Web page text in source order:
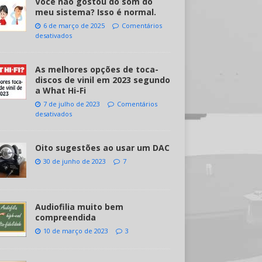
meu sistema? Isso é normal.
6 de março de 2025
Comentários
desativados
As melhores opções de toca-
discos de vinil em 2023 segundo
a What Hi-Fi
7 de julho de 2023
Comentários
desativados
Oito sugestões ao usar um DAC
30 de junho de 2023 7
Audiofilia muito bem
compreendida
10 de março de 2023 3